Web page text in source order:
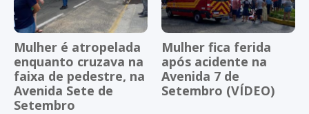
Mulher é atropelada
enquanto cruzava na
faixa de pedestre, na
Avenida Sete de
Setembro
Mulher fica ferida
após acidente na
Avenida 7 de
Setembro (VÍDEO)